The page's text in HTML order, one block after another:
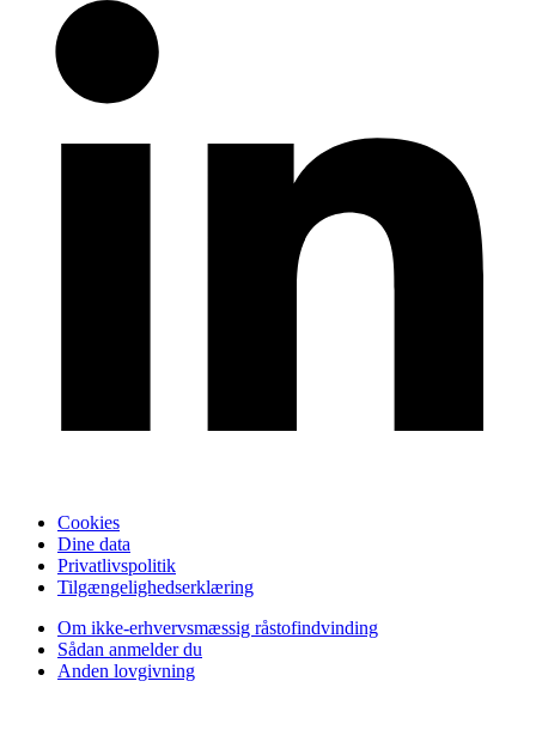
Cookies
Dine data
Privatlivspolitik
Tilgængelighedserklæring
Om ikke-erhvervsmæssig råstofindvinding
Sådan anmelder du
Anden lovgivning